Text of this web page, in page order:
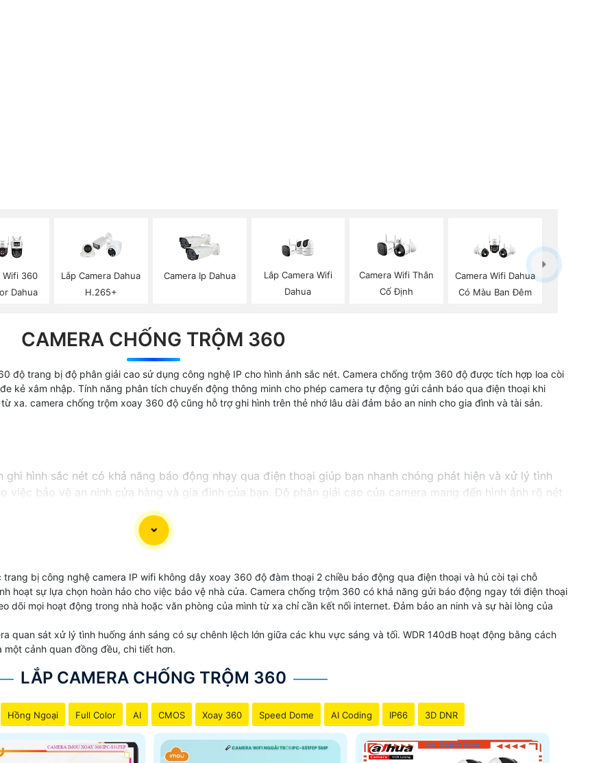
Wifi 360
Dahua
Lắp Camera Dahua
H.265+
Camera Ip Dahua
Lắp Camera Wifi
Dahua
Camera Wifi Thân
Cố Định
Camera Wifi Dahua
Có Màu Ban Đêm
CAMERA CHỐNG TRỘM 360
độ trang bị độ phân giải cao sử dụng công nghệ IP cho hình ảnh sắc nét. Camera chống trộm 360 độ được tích hợp loa còi
kẻ xâm nhập. Tính năng phân tích chuyển động thông minh cho phép camera tự động gửi cảnh báo qua điện thoại khi
xa. camera chống trộm xoay 360 độ cũng hỗ trợ ghi hình trên thẻ nhớ lâu dài đảm bảo an ninh cho gia đình và tài sản.
hình sắc nét có khả năng báo động nhạy qua điện thoại giúp bạn nhanh chóng phát hiện và xử lý tình
việc bảo vệ an ninh cửa hàng và gia đình của bạn. Độ phân giải cao của camera mang đến hình ảnh rõ nét
điều chỉnh quay xoay linh hoạt giúp bạn theo dõi mọi góc độ của không gian mà bạn muốn bảo vệ. Nét
to rõ giúp bạn có thể giao tiếp một cách trực tiếp với người ở trong khu vực được quan sát. Camera
mà còn tự tin với mức giá rẻ phù hợp với đa số người tiêu dùng.
bị công nghệ camera IP wifi không dây xoay 360 độ đàm thoại 2 chiều báo động qua điện thoại và hú còi tại chỗ
hoạt sự lựa chọn hoàn hảo cho việc bảo vệ nhà cửa. Camera chống trộm 360 có khả năng gửi báo động ngay tới điện thoại
dõi mọi hoạt động trong nhà hoặc văn phòng của mình từ xa chỉ cần kết nối internet. Đảm bảo an ninh và sự hài lòng của
quan sát xử lý tình huống ánh sáng có sự chênh lệch lớn giữa các khu vực sáng và tối. WDR 140dB hoạt động bằng cách
cảnh quan đồng đều, chi tiết hơn.
LẮP CAMERA CHỐNG TRỘM 360
Hồng Ngoại Full Color AI CMOS Xoay 360 Speed Dome AI Coding IP66 3D DNR